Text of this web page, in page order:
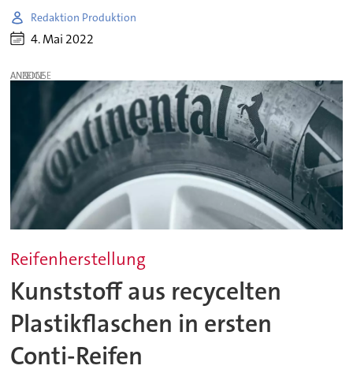
Redaktion Produktion
4. Mai 2022
ANZEIGE
Reifenherstellung
Kunststoff aus recycelten
Plastikflaschen in ersten
Conti-Reifen